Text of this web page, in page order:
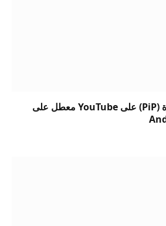
وضع صورة داخل صورة (PiP) على YouTube معطل على